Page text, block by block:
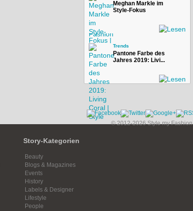
Meghan Markle im
Style-Fokus
Trends
Pantone Farbe des
Jahres 2019: Livi...
© 2012-2026 Style my Fashion
Story-Kategorien
Beauty
Blogs & Magazines
Events
History
Labels & Designer
Lifestyle
People